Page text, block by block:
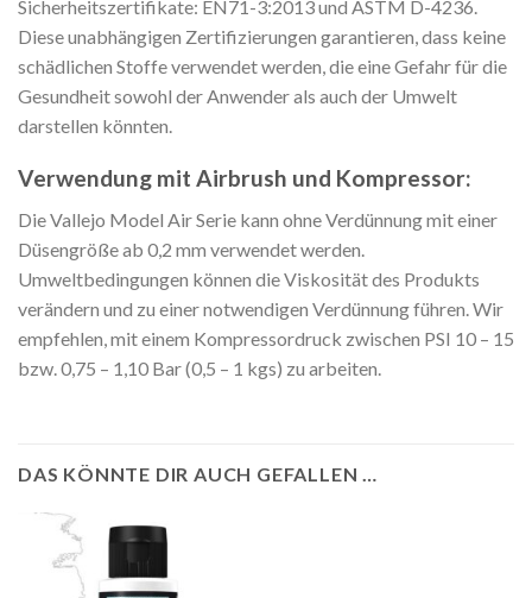
Sicherheitszertifikate: EN71-3:2013 und ASTM D-4236.
Diese unabhängigen Zertifizierungen garantieren, dass keine
schädlichen Stoffe verwendet werden, die eine Gefahr für die
Gesundheit sowohl der Anwender als auch der Umwelt
darstellen könnten.
Verwendung mit Airbrush und Kompressor:
Die Vallejo Model Air Serie kann ohne Verdünnung mit einer
Düsengröße ab 0,2 mm verwendet werden.
Umweltbedingungen können die Viskosität des Produkts
verändern und zu einer notwendigen Verdünnung führen. Wir
empfehlen, mit einem Kompressordruck zwischen PSI 10 – 15
bzw. 0,75 – 1,10 Bar (0,5 – 1 kgs) zu arbeiten.
DAS KÖNNTE DIR AUCH GEFALLEN …